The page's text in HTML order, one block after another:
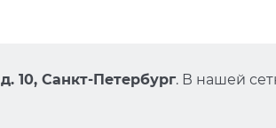
10, Санкт-Петербург. В нашей